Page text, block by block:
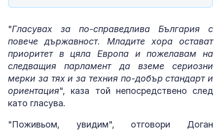
"Гласувах за по-справедлива България с
повече държавност. Младите хора остават
приоритет в цяла Европа и пожелавам на
следващия парламент да вземе сериозни
мерки за тях и за техния по-добър стандарт и
ориентация", каза той непосредствено след
като гласува.
"Поживьом, увидим", отговори Доган